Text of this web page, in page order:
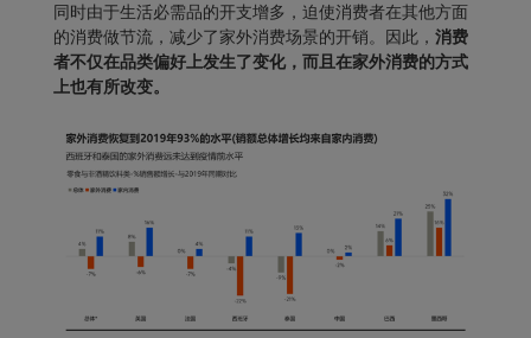
同时由于生活必需品的开支增多，迫使消费者在其他方面
的消费做节流，减少了家外消费场景的开销。因此， 消费
者不仅在品类偏好上发生了变化，而且在家外消费的方式
上也有所改变。